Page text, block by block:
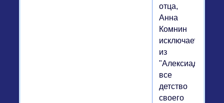
отца,
Анна
Комнин
исключает
из
"Алексиады"
все
детство
своего